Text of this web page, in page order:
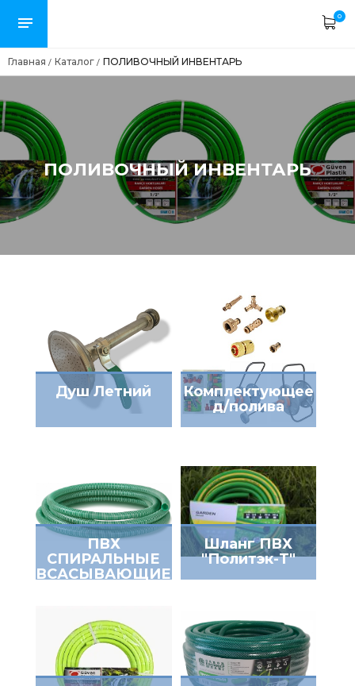
0
Главная / Каталог / ПОЛИВОЧНЫЙ ИНВЕНТАРЬ
ПОЛИВОЧНЫЙ ИНВЕНТАРЬ
Душ Летний
Комплектующее
д/полива
ПВХ
СПИРАЛЬНЫЕ
ВСАСЫВАЮЩИЕ
Шланг ПВХ
"Политэк-Т"